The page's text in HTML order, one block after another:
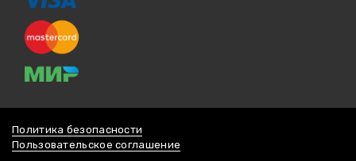
Политика безопасности
Пользовательское соглашение